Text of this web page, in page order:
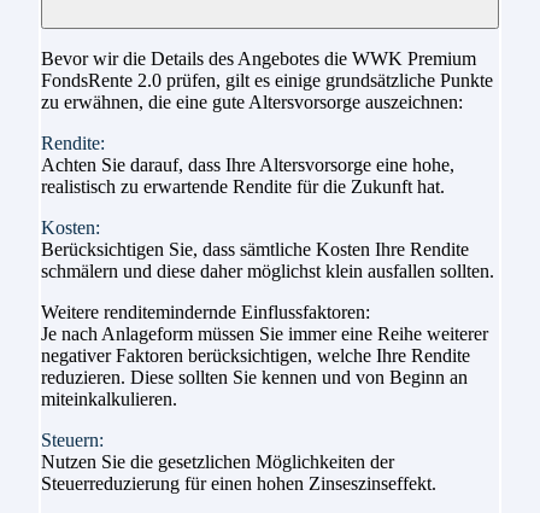
Bevor wir die Details des Angebotes die WWK Premium
FondsRente 2.0 prüfen, gilt es einige grundsätzliche Punkte
zu erwähnen, die eine gute Altersvorsorge auszeichnen:
Rendite:
Achten Sie darauf, dass Ihre Altersvorsorge eine hohe,
realistisch zu erwartende Rendite für die Zukunft hat.
Kosten:
Berücksichtigen Sie, dass sämtliche Kosten Ihre Rendite
schmälern und diese daher möglichst klein ausfallen sollten.
Weitere renditemindernde Einflussfaktoren:
Je nach Anlageform müssen Sie immer eine Reihe weiterer
negativer Faktoren berücksichtigen, welche Ihre Rendite
reduzieren. Diese sollten Sie kennen und von Beginn an
miteinkalkulieren.
Steuern:
Nutzen Sie die gesetzlichen Möglichkeiten der
Steuerreduzierung für einen hohen Zinseszinseffekt.